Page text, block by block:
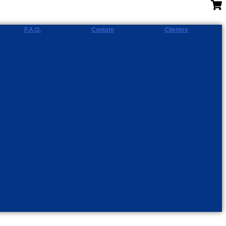
F.A.Q. Contato Clientes